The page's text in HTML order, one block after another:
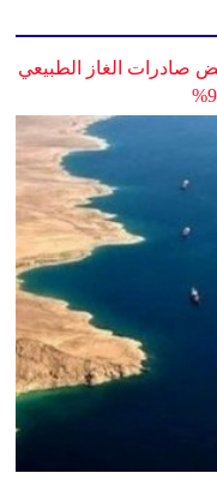
صادرات الغاز الطبيعي